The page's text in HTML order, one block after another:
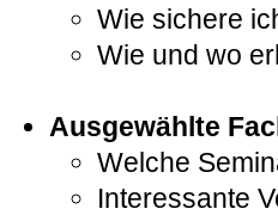
Wie sichere
Wie und wo
Ausgewählte
Welche
Interessante